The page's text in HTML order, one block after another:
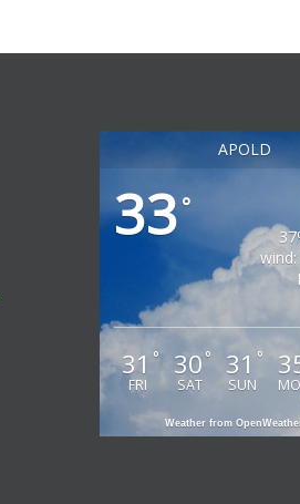
APOLD
33°
31 °
FRI
30 °
SAT
31 °
SUN
Weather from